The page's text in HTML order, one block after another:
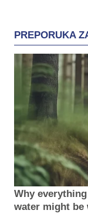
PREPORUKA
Why
water might be